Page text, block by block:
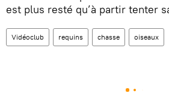
est plus resté qu’à partir tenter
Vidéoclub requins chasse oiseaux